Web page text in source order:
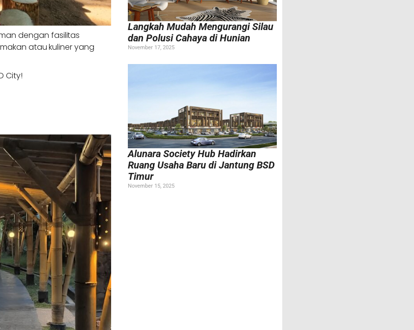
dengan fasilitas
atau kuliner yang
City!
Langkah Mudah Mengurangi Silau
dan Polusi Cahaya di Hunian
November 17, 2025
Alunara Society Hub Hadirkan
Ruang Usaha Baru di Jantung BSD
Timur
November 15, 2025